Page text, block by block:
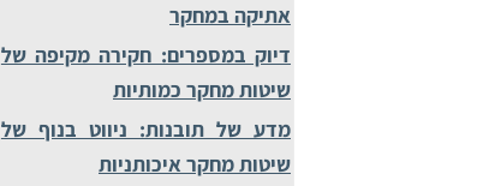
אתיקה במחקר
דיוק במספרים: חקירה מקיפה של
שיטות מחקר כמותיות
מדע של תובנות: ניווט בנוף של
שיטות מחקר איכותניות